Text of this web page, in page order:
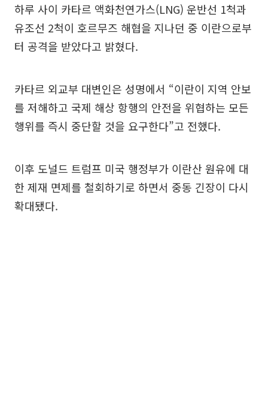
하루 사이 카타르 액화천연가스(LNG) 운반선 1척과
유조선 2척이 호르무즈 해협을 지나던 중 이란으로부
터 공격을 받았다고 밝혔다.
카타르 외교부 대변인은 성명에서 “이란이 지역 안보
를 저해하고 국제 해상 항행의 안전을 위협하는 모든
행위를 즉시 중단할 것을 요구한다”고 전했다.
이후 도널드 트럼프 미국 행정부가 이란산 원유에 대
한 제재 면제를 철회하기로 하면서 중동 긴장이 다시
확대됐다.